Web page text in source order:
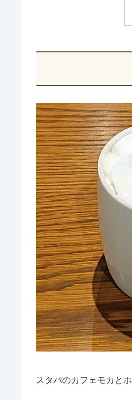
スタバのカフェモカと